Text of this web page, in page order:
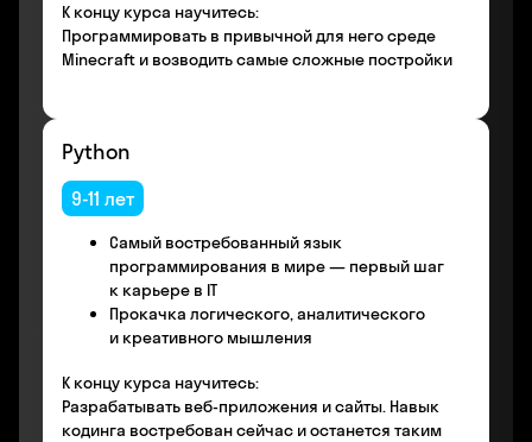
К концу курса научитесь:
Программировать в привычной для него среде
Minecraft и возводить самые сложные постройки
Python
9-11 лет
Самый востребованный язык
программирования в мире — первый шаг
к карьере в IT
Прокачка логического, аналитического
и креативного мышления
К концу курса научитесь:
Разрабатывать веб-приложения и сайты. Навык
кодинга востребован сейчас и останется таким